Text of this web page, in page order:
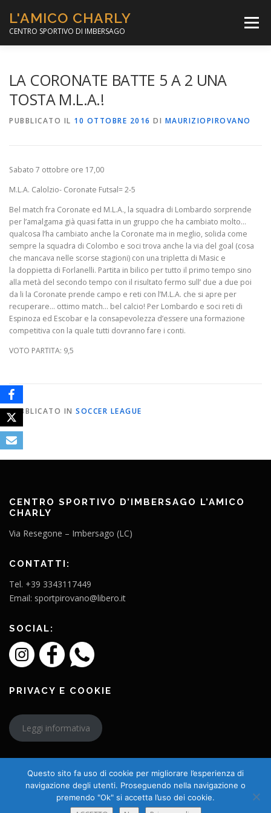
contenuto
L'AMICO CHARLY
CENTRO SPORTIVO DI IMBERSAGO
Menù
LA CORONATE BATTE 5 A 2 UNA
TOSTA M.L.A.!
PUBBLICATO IL 10 OTTOBRE 2016 DI MAURIZIOPIROVANO
Sabato 7 ottobre ore 17,00
M.L.A. Calolzio- Coronate Futsal= 2-5
Bel match fra Coronate ed M.L.A., la squadra di Lombardo sorprende
per l’amalgama già quasi fatta in un gruppo che ha cambiato molto…
qualcosa l’ha cambiato anche la Coronate ma in meglio, solida come
sempre la squadra di Colombo e soci trova anche la via del goal (cosa
che mancava nelle scorse stagioni) con una tripletta di Masic e
la doppietta di Forlanelli. Partita in bilico per tutto il primo tempo sino
alla metà del secondo tempo con il risultato fermo sull’ due a due poi
da li la Coronate prende campo e reti con l’M.L.A. che si apre per
recuperare… ottimo match… bel calcio! Per Lombardo e soci reti di
Espinoza ed Escobar e la consapevolezza d’essere una formazione
competitiva con la quale tutti dovranno fare i conti.
VOTO PARTITA: 9,5
PUBBLICATO IN SOCCER LEAGUE
CENTRO SPORTIVO D’IMBERSAGO L’AMICO
CHARLY
Via Resegone – Imbersago (LC)
CONTATTI:
Tel. +39 3343117449
Email: sportpirovano@libero.it
SOCIAL:
PRIVACY E COOKIE
Leggi informativa
Copyright © 2026 L'Amico Charly
Questo sito fa uso di cookie per migliorare l’esperienza di
navigazione degli utenti. Proseguendo nella navigazione o
premendo "Ok" si accetta l’uso dei cookie.